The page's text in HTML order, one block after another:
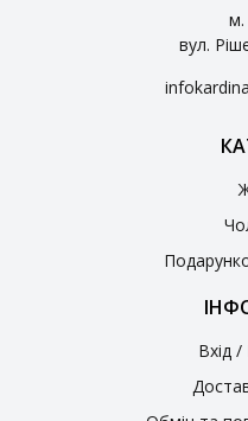
м.
вул.
Вхід /